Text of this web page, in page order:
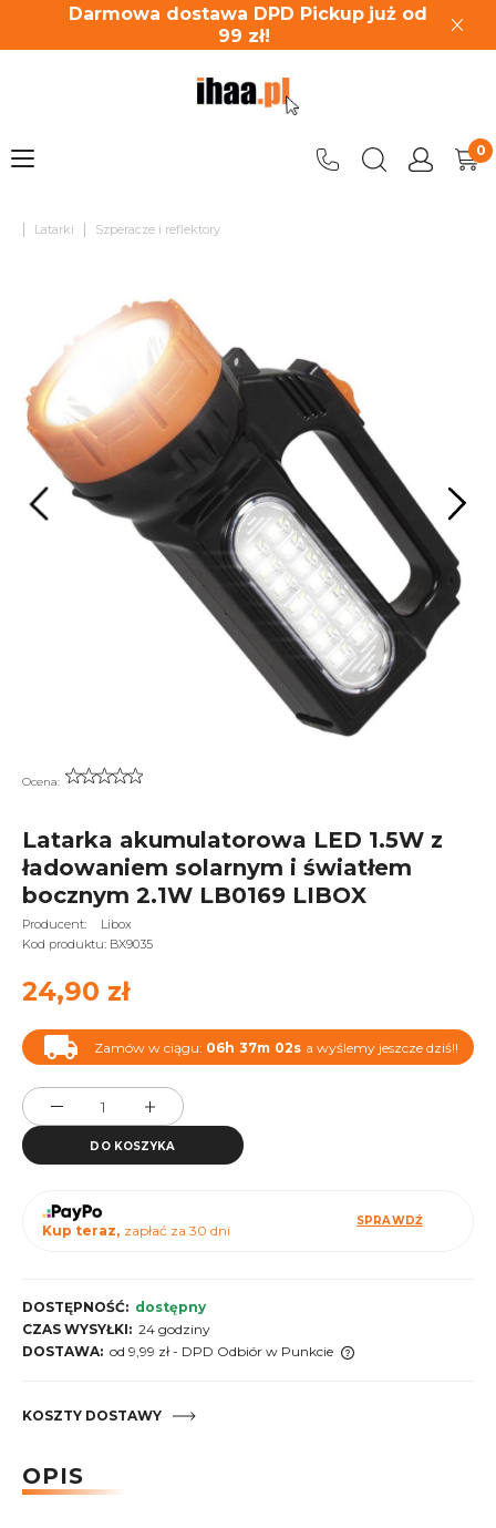
Darmowa dostawa DPD Pickup już od
99 zł!
| Latarki | Szperacze i reflektory
Ocena:
Latarka akumulatorowa LED 1.5W z
ładowaniem solarnym i światłem
bocznym 2.1W LB0169 LIBOX
Producent:
Libox
Kod produktu: BX9035
24,90 zł
Zamów w ciągu: 06h 37m 01s a wyślemy jeszcze dziś!!
DO KOSZYKA
Kup teraz, zapłać za 30 dni
SPRAWDŹ
DOSTĘPNOŚĆ: dostępny
CZAS WYSYŁKI: 24 godziny
DOSTAWA: od 9,99 zł - DPD Odbiór w Punkcie
KOSZTY DOSTAWY
OPIS